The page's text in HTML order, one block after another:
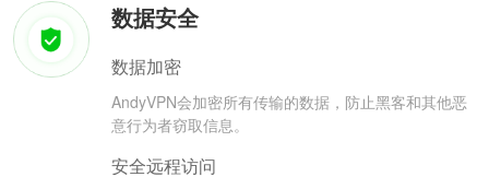
数据安全
数据加密
AndyVPN会加密所有传输的数据，防止黑客和其他恶
意行为者窃取信息。
安全远程访问